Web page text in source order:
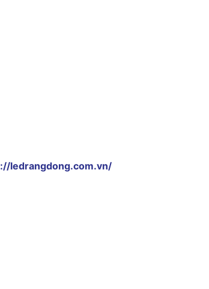
ledrangdong.com.vn/